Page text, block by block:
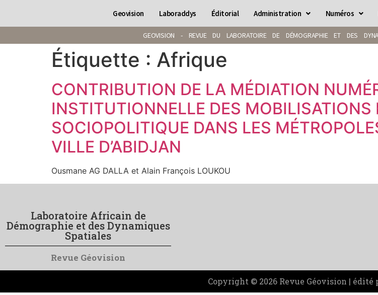
Geovision Laboraddys Éditorial Administration Numéros
GEOVISION - REVUE DU LABORATOIRE DE DÉMOGRAPHIE ET DES
Étiquette : Afrique
CONTRIBUTION DE LA MÉDIATION
INSTITUTIONNELLE DES
SOCIOPOLITIQUE DANS LES
VILLE D’ABIDJAN
Ousmane AG DALLA et Alain François LOUKOU
Laboratoire Africain de
Démographie et des Dynamiques
Spatiales
Revue Géovision
Copyright © 2026 Revue Géovision | édité